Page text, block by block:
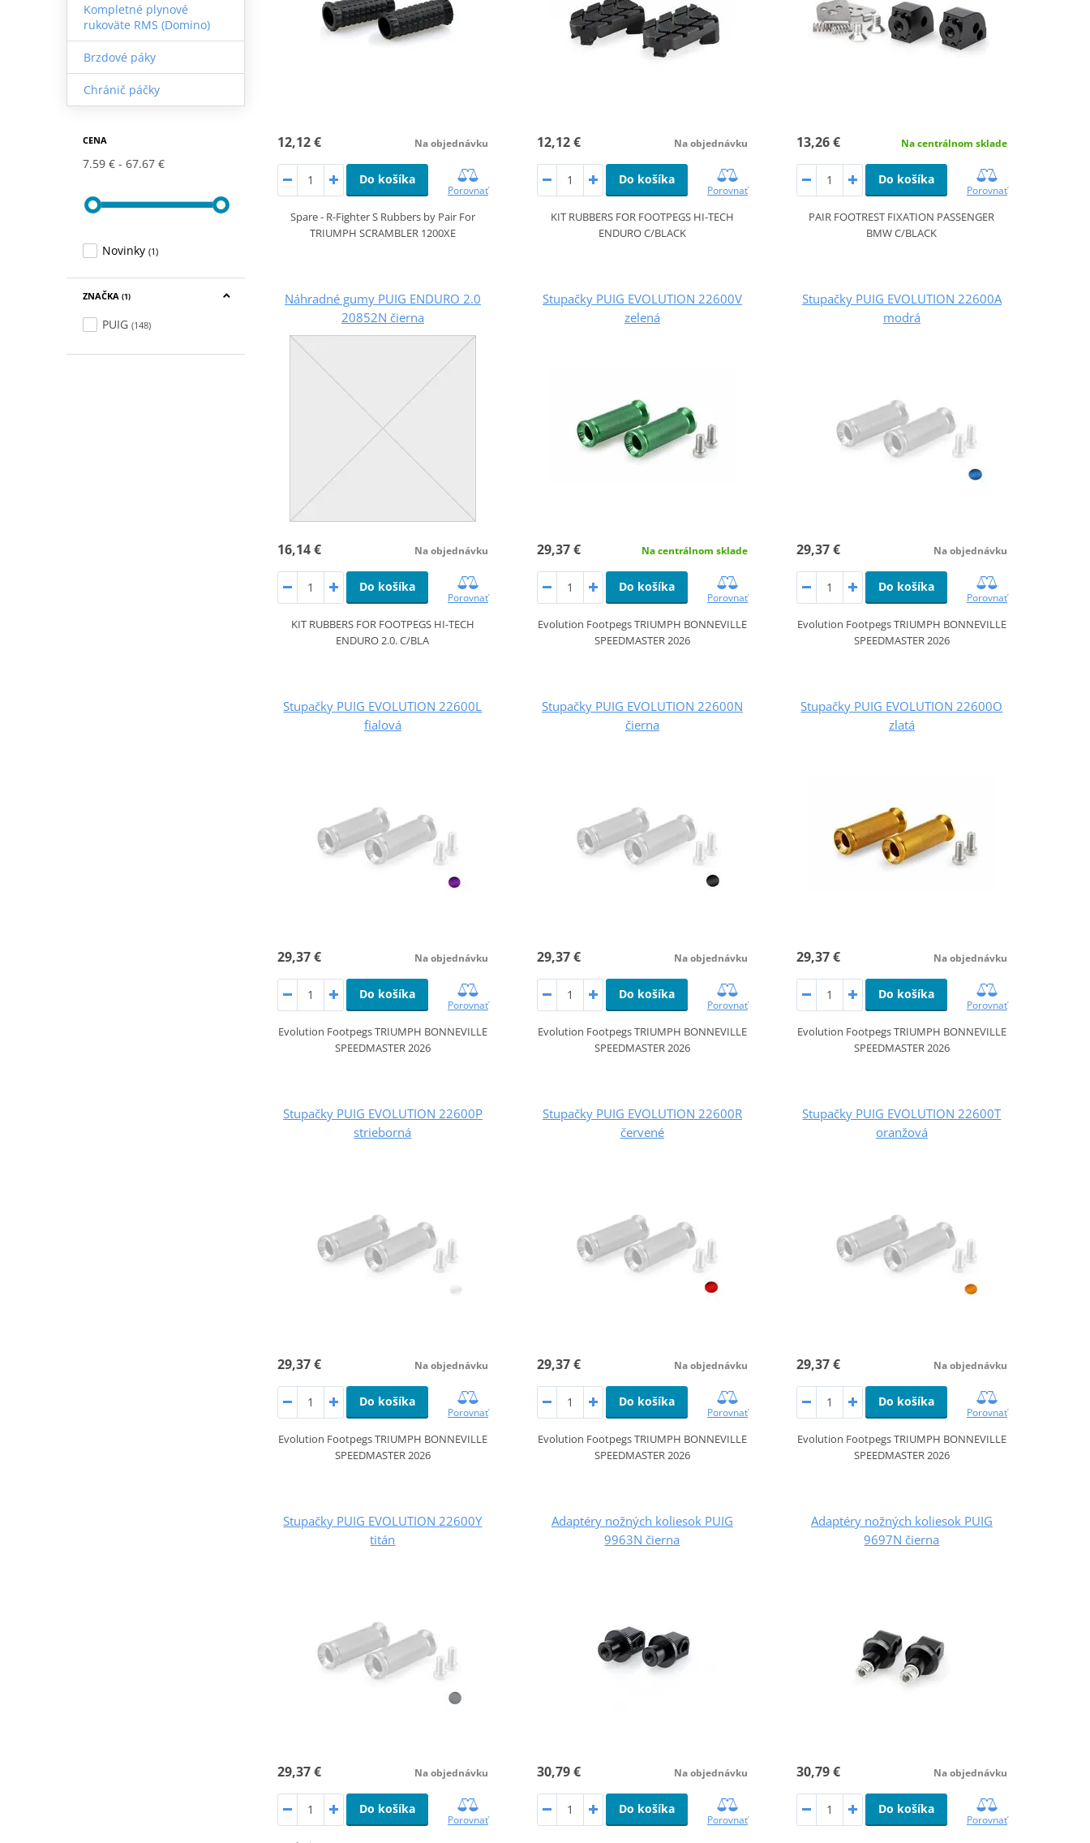
Kompletné plynové
rukoväte RMS (Domino)
Brzdové páky
Chránič páčky
CENA
7.59 € 67.67 €
Novinky (1)
ZNAČKA (1)
PUIG (148)
12,12 € Na objednávku
Do košíka
Porovnať
Spare - R-Fighter S Rubbers by Pair For
TRIUMPH SCRAMBLER 1200XE
12,12 € Na objednávku
Do košíka
Porovnať
KIT RUBBERS FOR FOOTPEGS HI-TECH
ENDURO C/BLACK
13,26 € Na centrálnom sklade
Do košíka
Porovnať
PAIR FOOTREST FIXATION PASSENGER
BMW C/BLACK
Náhradné gumy PUIG ENDURO 2.0
20852N čierna
16,14 € Na objednávku
Do košíka
Porovnať
KIT RUBBERS FOR FOOTPEGS HI-TECH
ENDURO 2.0. C/BLA
Stupačky PUIG EVOLUTION 22600V
zelená
29,37 € Na centrálnom sklade
Do košíka
Porovnať
Evolution Footpegs TRIUMPH BONNEVILLE
SPEEDMASTER 2026
Stupačky PUIG EVOLUTION 22600A
modrá
29,37 € Na objednávku
Do košíka
Porovnať
Evolution Footpegs TRIUMPH BONNEVILLE
SPEEDMASTER 2026
Stupačky PUIG EVOLUTION 22600L
fialová
29,37 € Na objednávku
Do košíka
Porovnať
Evolution Footpegs TRIUMPH BONNEVILLE
SPEEDMASTER 2026
Stupačky PUIG EVOLUTION 22600N
čierna
29,37 € Na objednávku
Do košíka
Porovnať
Evolution Footpegs TRIUMPH BONNEVILLE
SPEEDMASTER 2026
Stupačky PUIG EVOLUTION 22600O
zlatá
29,37 € Na objednávku
Do košíka
Porovnať
Evolution Footpegs TRIUMPH BONNEVILLE
SPEEDMASTER 2026
Stupačky PUIG EVOLUTION 22600P
strieborná
29,37 € Na objednávku
Do košíka
Porovnať
Evolution Footpegs TRIUMPH BONNEVILLE
SPEEDMASTER 2026
Stupačky PUIG EVOLUTION 22600R
červené
29,37 € Na objednávku
Do košíka
Porovnať
Evolution Footpegs TRIUMPH BONNEVILLE
SPEEDMASTER 2026
Stupačky PUIG EVOLUTION 22600T
oranžová
29,37 € Na objednávku
Do košíka
Porovnať
Evolution Footpegs TRIUMPH BONNEVILLE
SPEEDMASTER 2026
Stupačky PUIG EVOLUTION 22600Y
titán
29,37 € Na objednávku
Do košíka
Porovnať
Adaptéry nožných koliesok PUIG
9963N čierna
30,79 € Na objednávku
Do košíka
Porovnať
Adaptéry nožných koliesok PUIG
9697N čierna
30,79 € Na objednávku
Do košíka
Porovnať